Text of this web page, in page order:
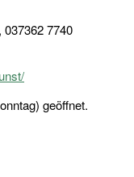
037362 7740
geöffnet.